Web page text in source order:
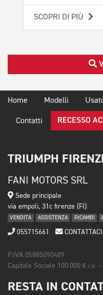
SCOPRI DI PIÙ
Home Modelli
Contatti RECESSO
TRIUMPH
FANI MOTORS SRL
Sede principale
via empoli, 31c firenze (FI)
VENDITA ASSISTENZA RICAMBI
055715661 CONTATTACI
P.IVA 05885090489
Capitale Sociale 100.000 € i.v. -
RESTA IN